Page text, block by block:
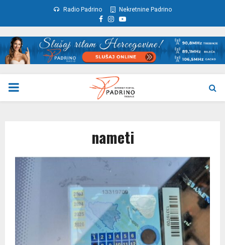
Radio Padrino Nekretnine Padrino
Facebook
Instagram
Youtube
PRIMARY
nameti